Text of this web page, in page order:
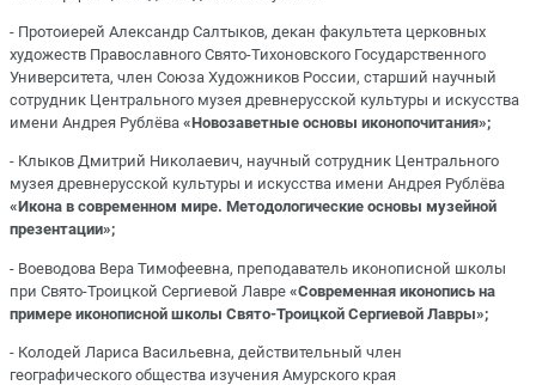
- Протоиерей Александр Салтыков, декан факультета церковных
художеств Православного Свято-Тихоновского Государственного
Университета, член Союза Художников России, старший научный
сотрудник Центрального музея древнерусской культуры и искусства
имени Андрея Рублёва «Новозаветные основы иконопочитания»;
- Клыков Дмитрий Николаевич, научный сотрудник Центрального
музея древнерусской культуры и искусства имени Андрея Рублёва
«Икона в современном мире. Методологические основы музейной
презентации»;
- Воеводова Вера Тимофеевна, преподаватель иконописной школы
при Свято-Троицкой Сергиевой Лавре «Современная иконопись на
примере иконописной школы Свято-Троицкой Сергиевой Лавры»;
- Колодей Лариса Васильевна, действительный член
географического общества изучения Амурского края